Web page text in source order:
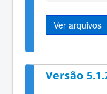
Ver arquivos
Versão